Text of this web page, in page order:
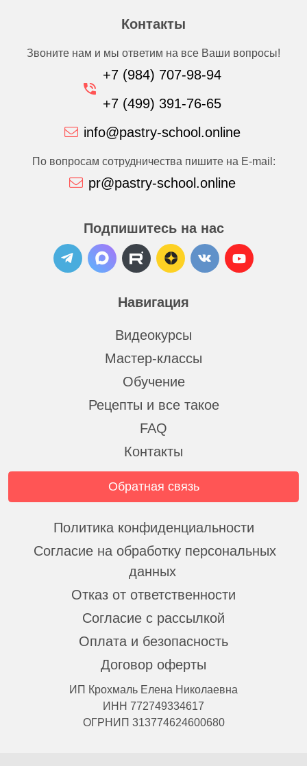
Навигация
Видеокурсы
Мастер-классы
Обучение
Рецепты и все такое
FAQ
Контакты
Контакты
Звоните нам и мы ответим на все Ваши вопросы!
+7 (984) 707-98-94
+7 (499) 391-76-65
info@pastry-school.online
По вопросам сотрудничества пишите на E-mail:
pr@pastry-school.online
Подпишитесь на нас
Обратная связь
Политика конфиденциальности
Согласие на обработку персональных
данных
Отказ от ответственности
Согласие с рассылкой
Оплата и безопасность
Договор оферты
ИП Крохмаль Елена Николаевна
ИНН 772749334617
ОГРНИП 313774624600680